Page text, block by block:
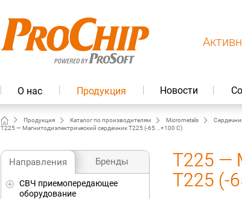
О нас Продукция Новости
Продукция Каталог по производителям Micrometals
T225 — Магнитодиэлектрический сердечник T225 (-65...+100 C)
Направления Бренды
СВЧ приемопередающее
оборудование
T225 —
T225 (-